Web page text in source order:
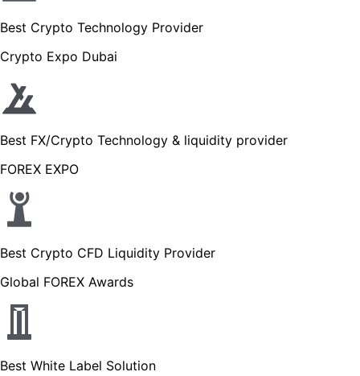
Best Crypto Technology Provider
Crypto Expo Dubai
Best FX/Crypto Technology & liquidity provider
FOREX EXPO
Best Crypto CFD Liquidity Provider
Global FOREX Awards
Best White Label Solution